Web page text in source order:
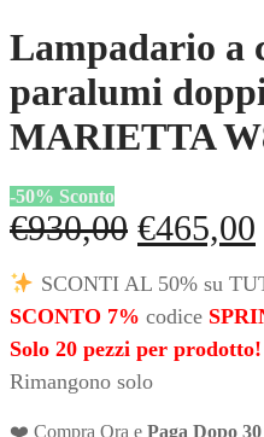
Lampadario a
paralumi
MARIETTA
-50% Sconto
€930,00 Il
prezzo
originale
era:
€930,00.
€465,00
è:
SCONTI AL 50% su
SCONTO 7% codice
Solo 20 pezzi per prodotto!
Rimangono solo
❤️ Compra Ora e Paga Dopo